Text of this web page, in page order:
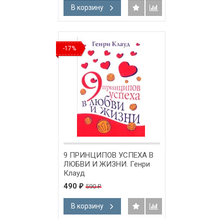
В корзину
-17%
9 ПРИНЦИПОВ УСПЕХА В
ЛЮБВИ И ЖИЗНИ. Генри
Клауд
490 ₽ 590₽
В корзину